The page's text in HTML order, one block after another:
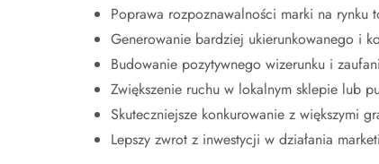
Poprawa rozpoznawalności marki na rynku
Generowanie bardziej ukierunkowanego i
Budowanie pozytywnego wizerunku i
Zwiększenie ruchu w lokalnym sklepie lub
Skuteczniejsze konkurowanie z większymi
Lepszy zwrot z inwestycji w działania